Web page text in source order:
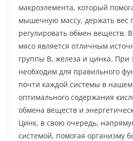
макроэлемента, который
мышечную массу, держать вес
регулировать обмен веществ.
мясо является отличным
группы В, железа и цинка. При
необходим для правильного
почти каждой системы в
оптимального содержания
обмена веществ и
Цинк, в свою очередь,
системой, помогая организму